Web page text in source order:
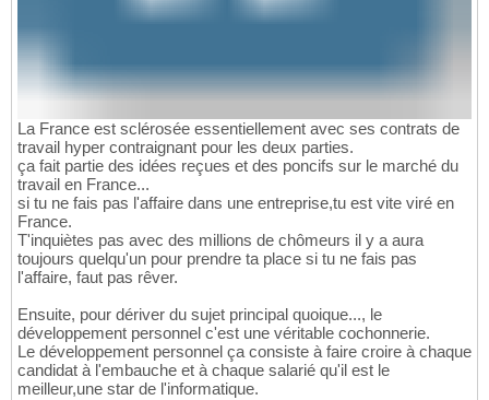
La France est sclérosée essentiellement avec ses contrats de
travail hyper contraignant pour les deux parties.
ça fait partie des idées reçues et des poncifs sur le marché du
travail en France...
si tu ne fais pas l'affaire dans une entreprise,tu est vite viré en
France.
T'inquiètes pas avec des millions de chômeurs il y a aura
toujours quelqu'un pour prendre ta place si tu ne fais pas
l'affaire, faut pas rêver.
Ensuite, pour dériver du sujet principal quoique..., le
développement personnel c'est une véritable cochonnerie.
Le développement personnel ça consiste à faire croire à chaque
candidat à l'embauche et à chaque salarié qu'il est le
meilleur,une star de l'informatique.